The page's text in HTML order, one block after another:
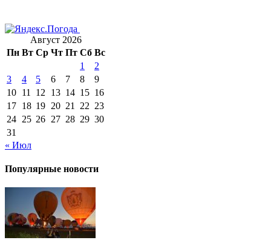
Август 2026
Пн Вт Ср Чт Пт Сб Вс
1
2
3
4 5 6 7 8
9
10 11 12 13 14 15 16
17 18 19 20 21 22 23
24 25 26 27 28 29 30
31
« Июл
Популярные новости